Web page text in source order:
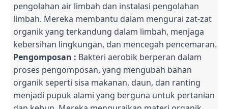
pengolahan air limbah dan instalasi pengolahan
limbah. Mereka membantu dalam mengurai zat-zat
organik yang terkandung dalam limbah, menjaga
kebersihan lingkungan, dan mencegah pencemaran.
Pengomposan : Bakteri aerobik berperan dalam
proses pengomposan, yang mengubah bahan
organik seperti sisa makanan, daun, dan ranting
menjadi pupuk alami yang berguna untuk pertanian